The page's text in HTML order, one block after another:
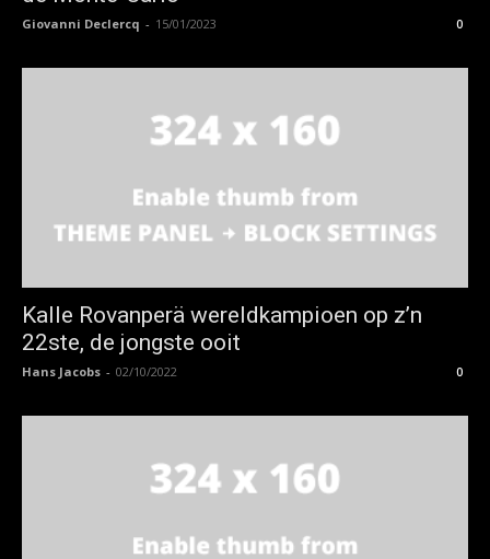
Giovanni Declercq - 15/01/2023 0
Kalle Rovanperä wereldkampioen op z’n
22ste, de jongste ooit
Hans Jacobs - 02/10/2022 0